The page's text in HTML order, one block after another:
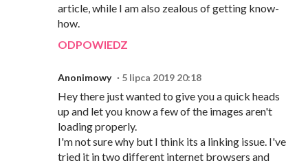
article, while I am also zealous of getting know-
how.
ODPOWIEDZ
Anonimowy 5 lipca 2019 20:18
Hey there just wanted to give you a quick heads
up and let you know a few of the images aren't
loading properly.
I'm not sure why but I think its a linking issue. I've
tried it in two different internet browsers and